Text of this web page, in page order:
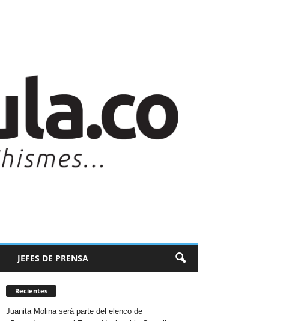
JEFES DE PRENSA
Recientes
Juanita Molina será parte del elenco de